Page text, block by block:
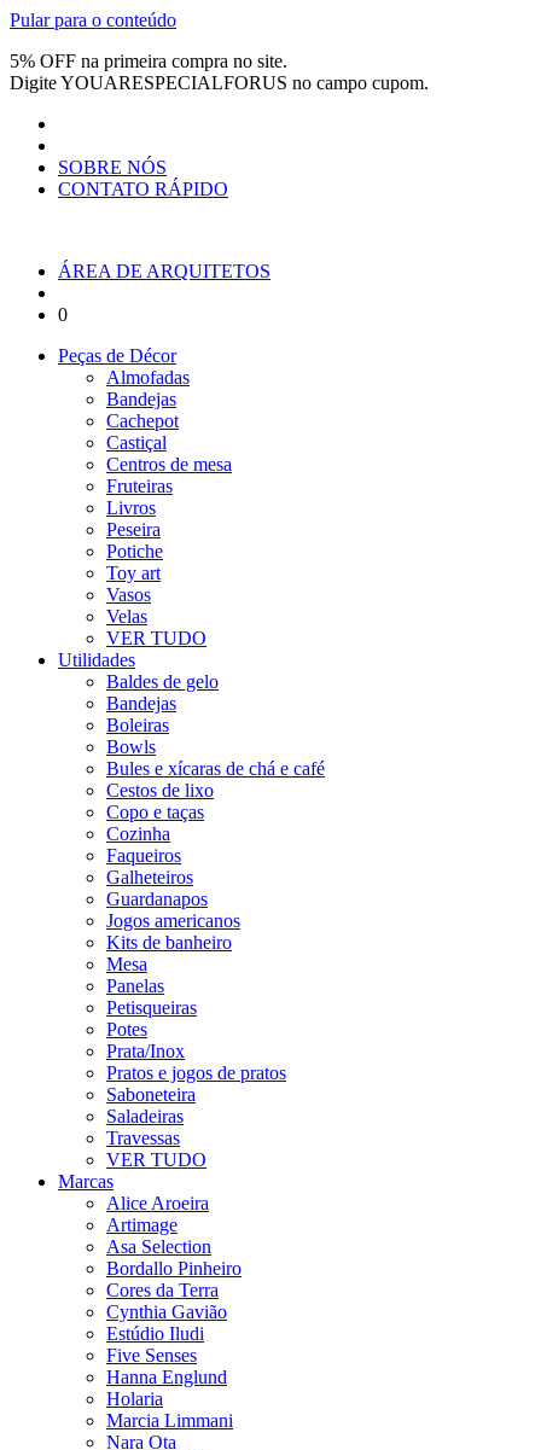
Pular para o conteúdo
5% OFF na primeira compra no site.
DigiteYOUARESPECIALFORUS no campo cupom.
SOBRE NÓS
CONTATO RÁPIDO
ÁREA DE ARQUITETOS
0
Peças de Décor
Almofadas
Bandejas
Cachepot
Castiçal
Centros de mesa
Fruteiras
Livros
Peseira
Potiche
Toy art
Vasos
Velas
VER TUDO
Utilidades
Baldes de gelo
Bandejas
Boleiras
Bowls
Bules e xícaras de chá e café
Cestos de lixo
Copo e taças
Cozinha
Faqueiros
Galheteiros
Guardanapos
Jogos americanos
Kits de banheiro
Mesa
Panelas
Petisqueiras
Potes
Prata/Inox
Pratos e jogos de pratos
Saboneteira
Saladeiras
Travessas
VER TUDO
Marcas
Alice Aroeira
Artimage
Asa Selection
Bordallo Pinheiro
Cores da Terra
Cynthia Gavião
Estúdio Iludi
Five Senses
Hanna Englund
Holaria
Marcia Limmani
Nara Ota